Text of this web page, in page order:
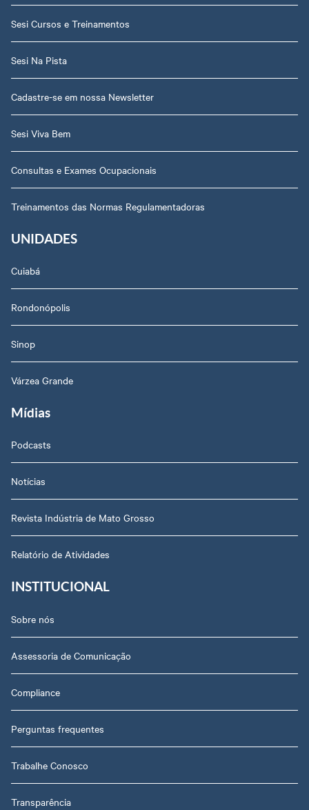
Sesi Cursos e Treinamentos
Sesi Na Pista
Cadastre-se em nossa Newsletter
Sesi Viva Bem
Consultas e Exames Ocupacionais
Treinamentos das Normas Regulamentadoras
UNIDADES
Cuiabá
Rondonópolis
Sinop
Várzea Grande
Mídias
Podcasts
Notícias
Revista Indústria de Mato Grosso
Relatório de Atividades
INSTITUCIONAL
Sobre nós
Assessoria de Comunicação
Compliance
Perguntas frequentes
Trabalhe Conosco
Transparência